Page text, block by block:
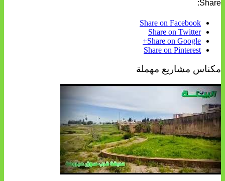
Share:
Share on Facebook
Share on Twitter
Share on Google+
Share on Pinterest
مكناس مشاريع مهملة